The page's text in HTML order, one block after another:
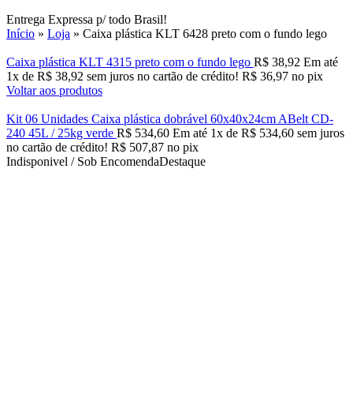
Entrega Expressa p/ todo Brasil!
Início » Loja » Caixa plástica KLT 6428 preto com o fundo lego
Caixa plástica KLT 4315 preto com o fundo lego R$ 38,92 Em até
1x de R$ 38,92 sem juros no cartão de crédito! R$ 36,97 no pix
Voltar aos produtos
Kit 06 Unidades Caixa plástica dobrável 60x40x24cm ABelt CD-
240 45L / 25kg verde R$ 534,60 Em até 1x de R$ 534,60 sem juros
no cartão de crédito! R$ 507,87 no pix
Indisponivel / Sob EncomendaDestaque